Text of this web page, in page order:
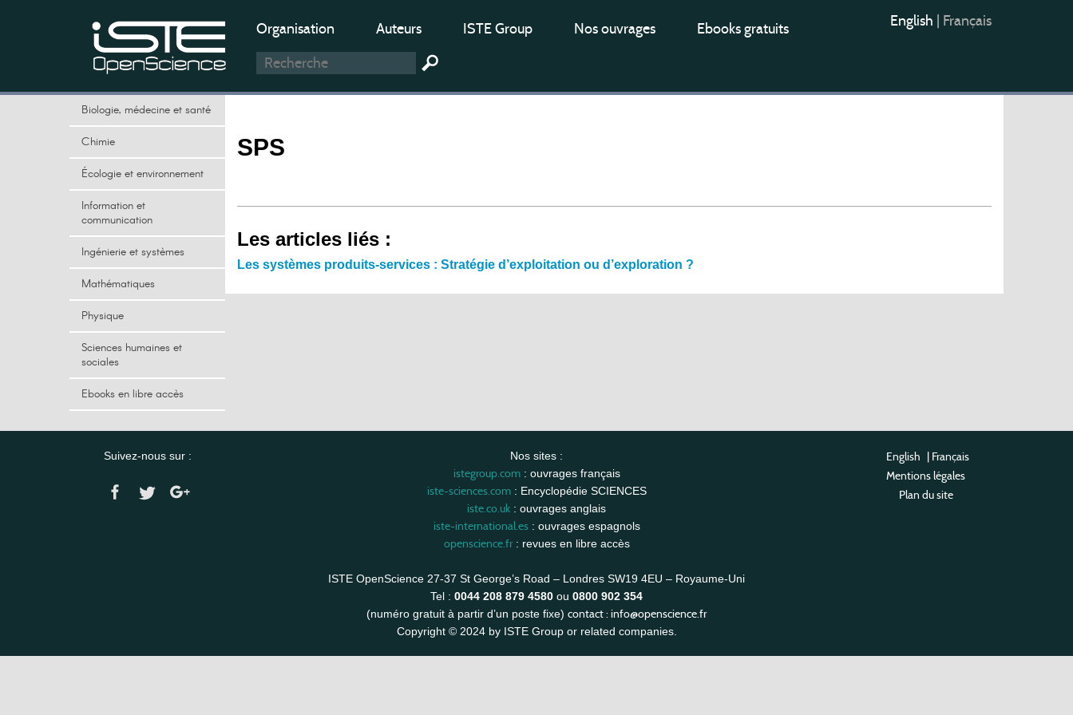
Organisation Auteurs ISTE Group Nos ouvrages Ebooks gratuits English Français
Biologie, médecine et santé
Chimie
Écologie et environnement
Information et
communication
Ingénierie et systèmes
Mathématiques
Physique
Sciences humaines et
sociales
Ebooks en libre accès
SPS
Les articles liés :
Les systèmes produits-services : Stratégie d’exploitation ou d’exploration ?
Suivez-nous sur : Nos sites :
istegroup.com: ouvrages français
iste-sciences.com: Encyclopédie SCIENCES
iste.co.uk : ouvrages anglais
iste-international.es: ouvrages espagnols
openscience.fr: revues en libre accès
ISTE OpenScience 27-37 St George’s Road – Londres SW19 4EU – Royaume-Uni
Tel : 0044 208 879 4580 ou 0800 902 354
(numéro gratuit à partir d’un poste fixe) contact : info@openscience.fr
Copyright © 2024 by ISTE Group or related companies.
English | Français
Mentions légales
Plan du site